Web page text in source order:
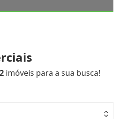
2 imóveis para a sua busca!